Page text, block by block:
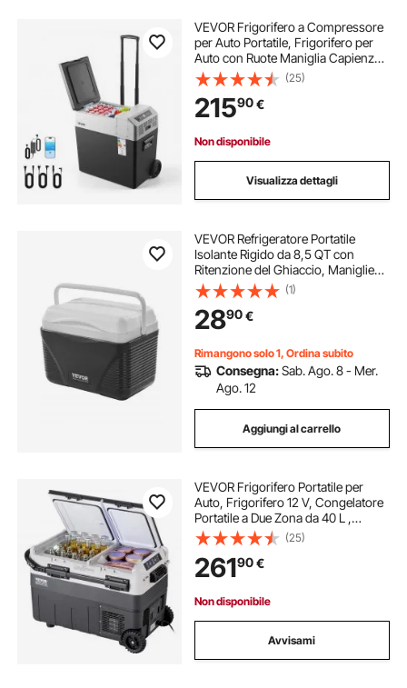
VEVOR Frigorifero a Compressore
per Auto Portatile, Frigorifero per
Auto con Ruote Maniglia Capienza
50 L 12V/24V DC Controllo APP,
Temperatura tra -22°C a 10°C,
Congelatore Elettrico per Camper
(25)
21590€
Non disponibile
Visualizza dettagli
VEVOR Refrigeratore Portatile
Isolante Rigido da 8,5 QT con
Ritenzione del Ghiaccio, Maniglie
Resistenti Portabicchieri,
Refrigeratore Portatile Isolato per
Picnic Campeggio Viaggio Feste
(1)
2890€
Rimangono solo 1, Ordina subito
Consegna:Sab. Ago. 8 - Mer.
Ago. 12
Aggiungi al carrello
VEVOR Frigorifero Portatile per
Auto, Frigorifero 12 V, Congelatore
Portatile a Due Zona da 40 L ,
Temperatura Regolabile - 20 ~ 20
℃, Refrigeratore a Compressore
per Casa, Esterno, Camper, Auto
(25)
26190€
Non disponibile
Avvisami